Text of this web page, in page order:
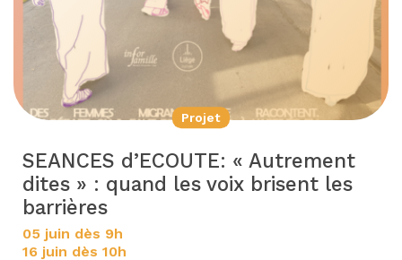
Projet
SEANCES d’ECOUTE: « Autrement
dites » : quand les voix brisent les
barrières
05 juin dès 9h
16 juin dès 10h